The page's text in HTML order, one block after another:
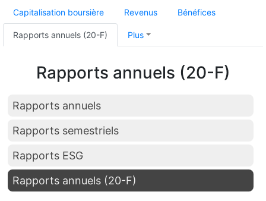
Capitalisation boursière Revenus Bénéfices
Rapports annuels (20-F) Plus
Rapports annuels (20-F)
Rapports annuels
Rapports semestriels
Rapports ESG
Rapports annuels (20-F)